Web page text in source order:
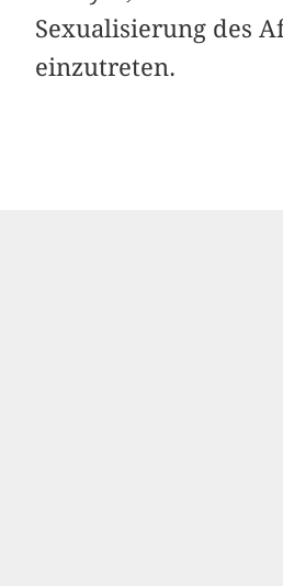
Sexualisierung des
einzutreten.